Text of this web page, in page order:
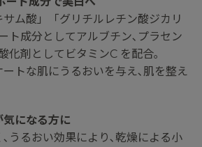
ム酸」「グリチルレチン酸ジカリ
ト成分としてアルブチン､プラセン
化剤としてビタミンC を配合｡
トな肌にうるおいを与え､肌を整え
になる方に
うるおい効果により､乾燥による小